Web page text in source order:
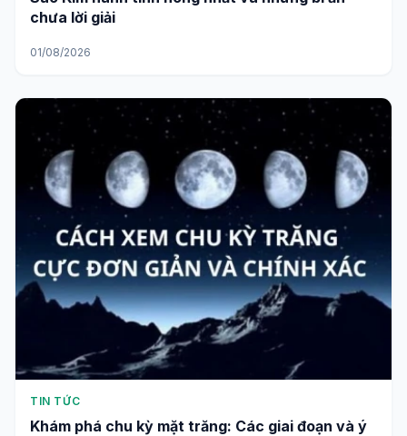
chưa lời giải
01/08/2026
TIN TỨC
Khám phá chu kỳ mặt trăng: Các giai đoạn và ý